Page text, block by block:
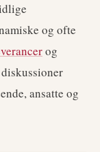
og ofte
og
ansatte og